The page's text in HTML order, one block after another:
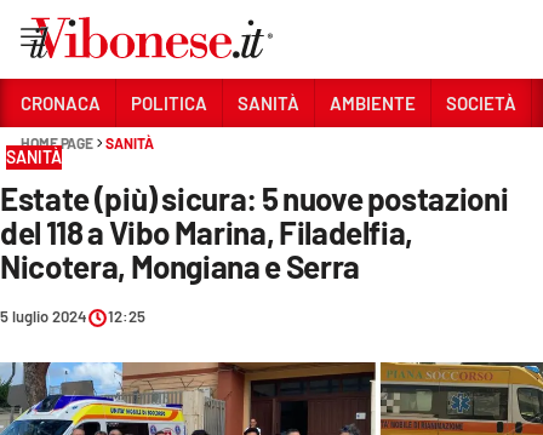
Sezioni
CRONACA
POLITICA
SOCIETÀ
CRONACA POLITICA SANITÀ AMBIENTE SOCIETÀ
HOME PAGE SANITÀ
SANITÀ
Estate (più) sicura: 5 nuove postazioni
del 118 a Vibo Marina, Filadelfia,
Nicotera, Mongiana e Serra
5 luglio 2024 12:25